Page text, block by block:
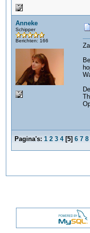
Anneke
Schipper
Berichten: 166
Pagina's: 1 2 3 4[5] 6 7 8